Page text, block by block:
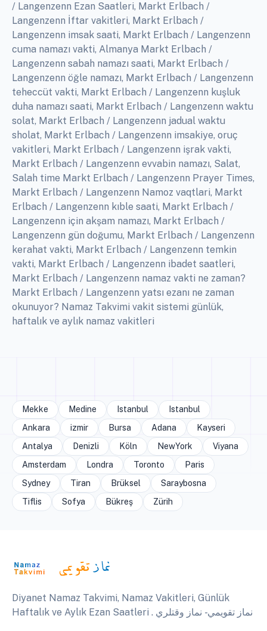
/ Langenzenn Ezan Saatleri, Markt Erlbach /
Langenzenn İftar vakitleri, Markt Erlbach /
Langenzenn imsak saati, Markt Erlbach / Langenzenn
cuma namazı vakti, Almanya Markt Erlbach /
Langenzenn sabah namazı saati, Markt Erlbach /
Langenzenn öğle namazı, Markt Erlbach / Langenzenn
teheccüt vakti, Markt Erlbach / Langenzenn kuşluk
duha namazı saati, Markt Erlbach / Langenzenn waktu
solat, Markt Erlbach / Langenzenn jadual waktu
sholat, Markt Erlbach / Langenzenn imsakiye, oruç
vakitleri, Markt Erlbach / Langenzenn işrak vakti,
Markt Erlbach / Langenzenn evvabin namazı, Salat,
Salah time Markt Erlbach / Langenzenn Prayer Times,
Markt Erlbach / Langenzenn Namoz vaqtlari, Markt
Erlbach / Langenzenn kıble saati, Markt Erlbach /
Langenzenn için akşam namazı, Markt Erlbach /
Langenzenn gün doğumu, Markt Erlbach / Langenzenn
kerahat vakti, Markt Erlbach / Langenzenn temkin
vakti, Markt Erlbach / Langenzenn ibadet saatleri,
Markt Erlbach / Langenzenn namaz vakti ne zaman?
Markt Erlbach / Langenzenn yatsı ezanı ne zaman
okunuyor? Namaz Takvimi vakit sistemi günlük,
haftalık ve aylık namaz vakitleri
Mekke Medine Istanbul
Istanbul
Ankara
izmir Bursa Adana
Kayseri
Antalya
Denizli Köln NewYork
Viyana
Amsterdam
Londra Toronto
Paris
Sydney
Tiran Brüksel
Saraybosna
Tiflis
Sofya Bükreş Zürih
Diyanet Namaz Takvimi, Namaz Vakitleri, Günlük
Haftalık ve Aylık Ezan Saatleri . نماز تقويمي - نماز وقتلري